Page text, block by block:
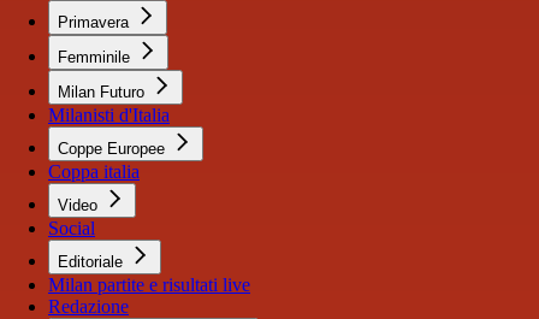
Primavera
Femminile
Milan Futuro
Milanisti d'Italia
Coppe Europee
Coppa italia
Video
Social
Editoriale
Milan partite e risultati live
Redazione